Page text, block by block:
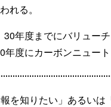
れる。
30年度までにバリュー
年度にカーボンニュー
を知りたい」あるいは